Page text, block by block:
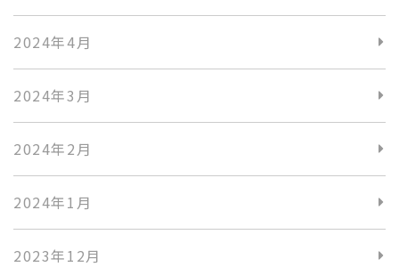
2024年4月
2024年3月
2024年2月
2024年1月
2023年12月